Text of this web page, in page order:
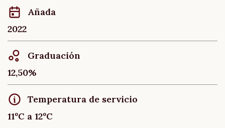
Añada
2022
Graduación
12,50%
Temperatura de servicio
11ºC a 12ºC